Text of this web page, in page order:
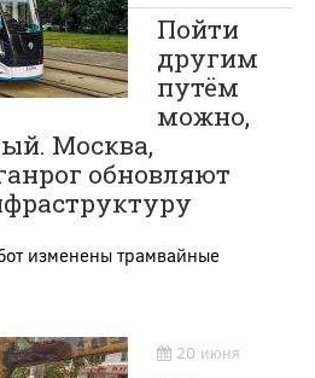
Пойти
другим
путём
можно,
Москва,
обновляют
изменены трамвайные
20 июня